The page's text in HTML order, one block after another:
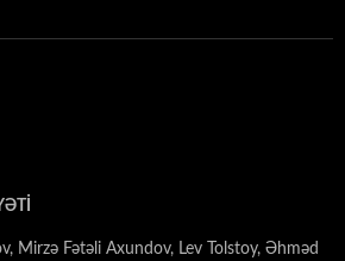
Mirzə Fətəli Axundov, Lev Tolstoy, Əhməd